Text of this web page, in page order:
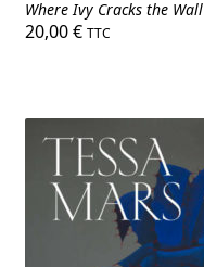
Where Ivy Cracks the Wall
20,00€ TTC